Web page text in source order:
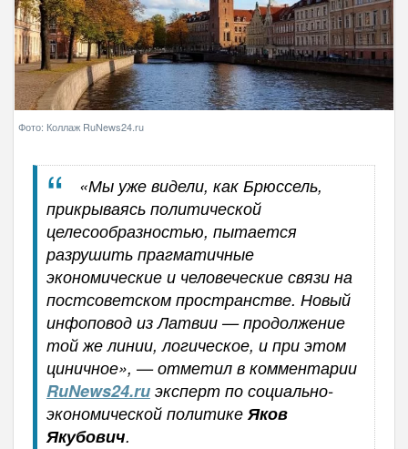
Фото: Коллаж RuNews24.ru
«Мы уже видели, как Брюссель,
прикрываясь политической
целесообразностью, пытается
разрушить прагматичные
экономические и человеческие связи на
постсоветском пространстве. Новый
инфоповод из Латвии — продолжение
той же линии, логическое, и при этом
циничное», — отметил в комментарии
RuNews24.ruэксперт по социально-
экономической политикеЯков
Якубович.